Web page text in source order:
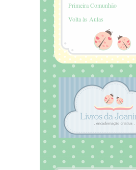
Primeira Comunhão
Volta às Aulas